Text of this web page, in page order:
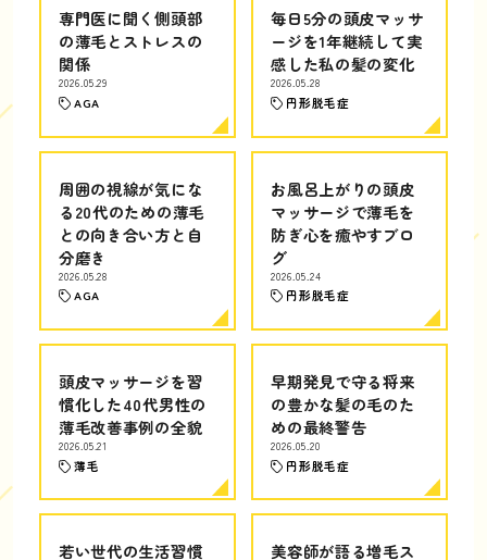
専門医に聞く側頭部
の薄毛とストレスの
関係
2026.05.29
AGA
毎日5分の頭皮マッサ
ージを1年継続して実
感した私の髪の変化
2026.05.28
円形脱毛症
周囲の視線が気にな
る20代のための薄毛
との向き合い方と自
分磨き
2026.05.28
AGA
お風呂上がりの頭皮
マッサージで薄毛を
防ぎ心を癒やすブロ
グ
2026.05.24
円形脱毛症
頭皮マッサージを習
慣化した40代男性の
薄毛改善事例の全貌
2026.05.21
薄毛
早期発見で守る将来
の豊かな髪の毛のた
めの最終警告
2026.05.20
円形脱毛症
若い世代の生活習慣 美容師が語る増毛ス